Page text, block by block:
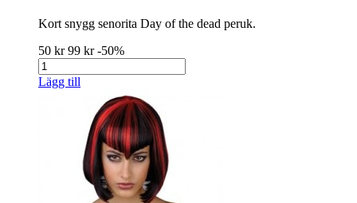
Kort snygg senorita Day of the dead peruk.
50 kr99 kr-50%
Lägg till